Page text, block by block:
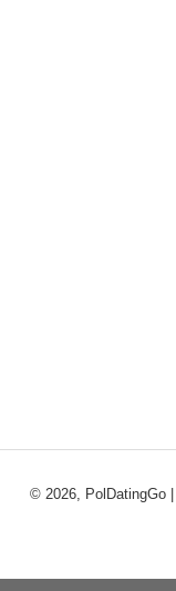
© 2026, PolDatingGo |